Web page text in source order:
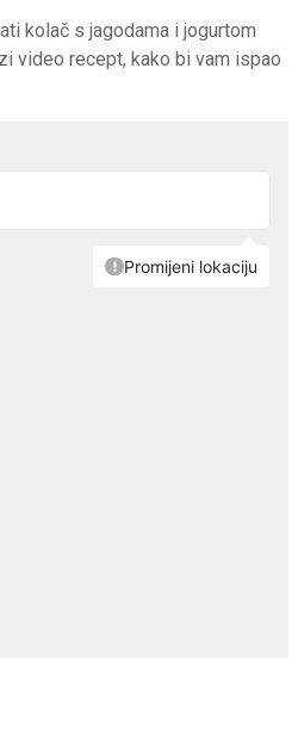
kolač s jagodama i jogurtom
video recept, kako bi vam ispao